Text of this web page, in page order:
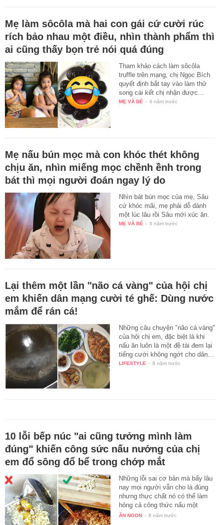
Mẹ làm sôcôla mà hai con gái cứ cười rúc
rích bảo nhau một điều, nhìn thành phẩm thì
ai cũng thấy bọn trẻ nói quá đúng
Tham khảo cách làm sôcôla
truffle trên mạng, chị Ngọc Bích
quyết định bắt tay vào làm thử
song cái kết chị nhận được…
MẸ VÀ BÉ - 6 năm trước
Mẹ nấu bún mọc mà con khóc thét không
chịu ăn, nhìn miếng mọc chềnh ềnh trong
bát thì mọi người đoán ngay lý do
Nhìn bát bún mọc của mẹ, Sâu
cứ khóc mãi, mẹ phải dỗ dành
một lúc lâu rồi Sâu mới xúc ăn.
MẸ VÀ BÉ - 6 năm trước
Lại thêm một lần "não cá vàng" của hội chị
em khiến dân mạng cười té ghế: Dùng nước
mắm để rán cá!
Những câu chuyện "não cá vàng"
của hội chị em, đặc biệt là khi
nấu ăn luôn là một đề tài đem lại
tiếng cười không ngớt cho dân…
LIFESTYLE - 8 năm trước
10 lỗi bếp núc "ai cũng tưởng mình làm
đúng" khiến công sức nấu nướng của chị
em đổ sông đổ bể trong chớp mắt
Những lỗi sai cơ bản mà bấy lâu
nay mọi người vẫn cho là đúng
nhưng thực chất nó có thể làm
hỏng cả công thức nấu một
món…
ĂN NGON - 8 năm trước